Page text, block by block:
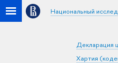
Национальный
Декларация
Хартия